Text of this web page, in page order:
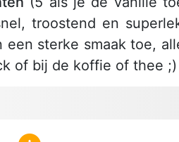
troostend en
sterke smaak toe,
of bij de koffie of thee ;)